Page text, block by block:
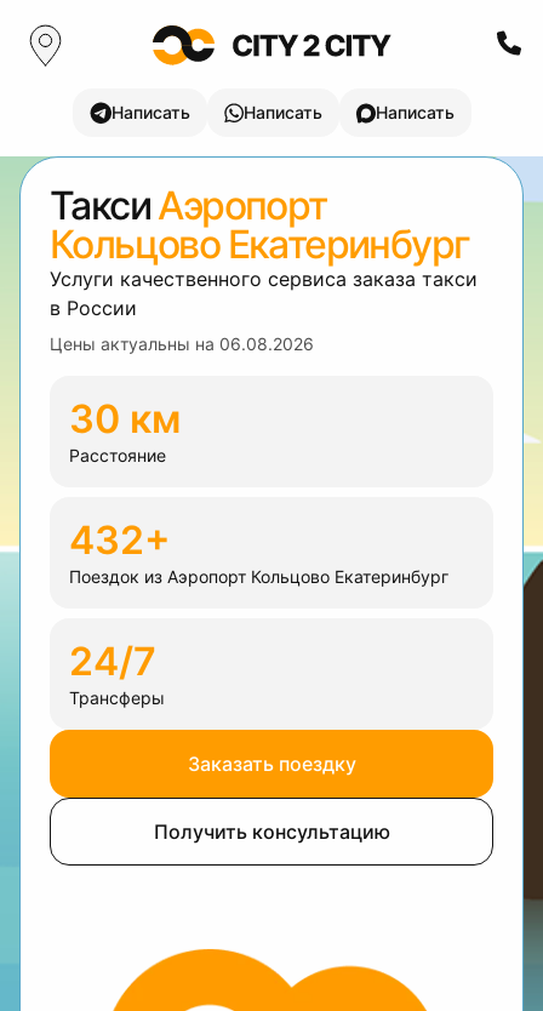
Написать Написать Написать
ТаксиАэропорт
Кольцово Екатеринбург
Услуги качественного сервиса заказа такси
в России
Цены актуальны на 06.08.2026
30 км
Расстояние
432+
Поездок из Аэропорт Кольцово Екатеринбург
24/7
Трансферы
Заказать поездку
Получить консультацию